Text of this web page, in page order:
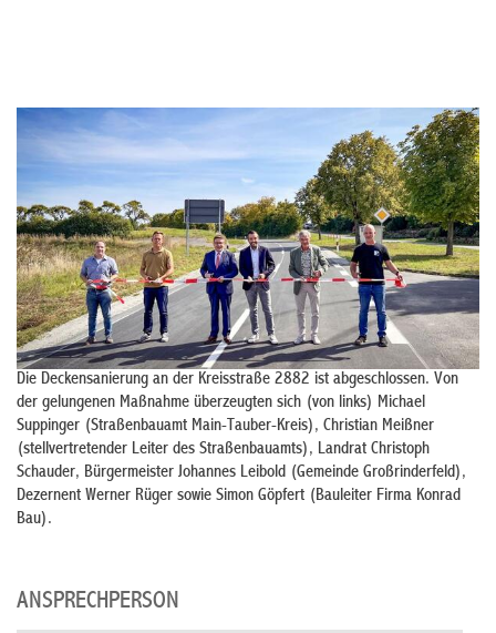
Die Deckensanierung an der Kreisstraße 2882 ist abgeschlossen. Von
der gelungenen Maßnahme überzeugten sich (von links) Michael
Suppinger (Straßenbauamt Main-Tauber-Kreis), Christian Meißner
(stellvertretender Leiter des Straßenbauamts), Landrat Christoph
Schauder, Bürgermeister Johannes Leibold (Gemeinde Großrinderfeld),
Dezernent Werner Rüger sowie Simon Göpfert (Bauleiter Firma Konrad
Bau).
ANSPRECHPERSON